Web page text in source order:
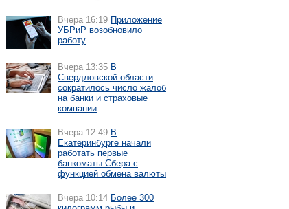
Вчера 16:19 Приложение
УБРиР возобновило
работу
Вчера 13:35 В
Свердловской области
сократилось число жалоб
на банки и страховые
компании
Вчера 12:49 В
Екатеринбурге начали
работать первые
банкоматы Сбера с
функцией обмена валюты
Вчера 10:14 Более 300